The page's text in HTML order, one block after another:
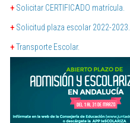
+ Solicitar CERTIFICADO matrícula.
+ Solicitud plaza escolar 2022-2023.
+Transporte Escolar.